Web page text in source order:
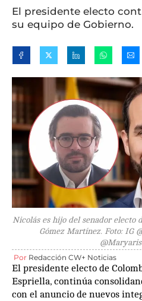
El presidente electo
su equipo de Gobierno.
Nicolás es hijo del senador electo
Gómez Martínez. Foto: IG
Por Redacción CW+ Noticias
El presidente electo de
Espriella, continúa
con el anuncio de nuevos